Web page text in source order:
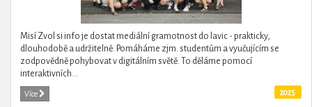
Misí Zvol si info je dostat mediální gramotnost do lavic - prakticky,
dlouhodobě a udržitelně. Pomáháme zjm. studentům a vyučujícím se
zodpovědně pohybovat v digitálním světě. To děláme pomocí
interaktivních...
Více 2025